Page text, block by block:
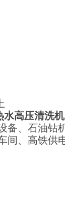
水高压清洗机
、石油钻
间、高铁供